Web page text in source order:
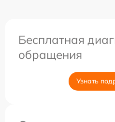
Бесплатная
обращения
Узнать